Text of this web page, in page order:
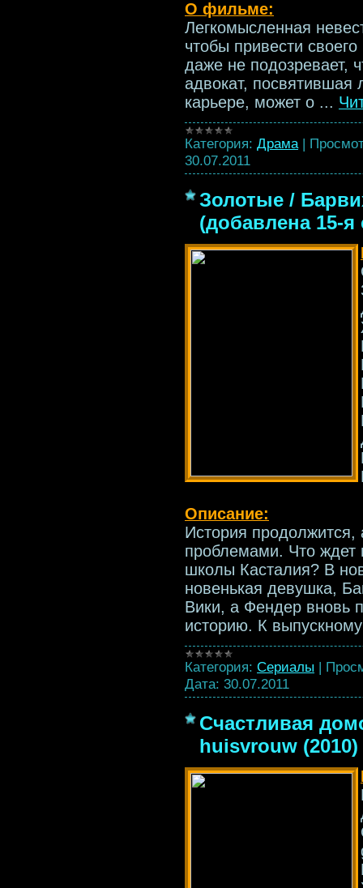
О фильме:
Легкомысленная
чтобы привести
даже не подозревает,
адвокат, посвятившая
карьере, может о ...
Категория: Драма |
30.07.2011
Золотые /
(добавлена 15-я
Описание:
История продолжится,
проблемами. Что ждет
школы Касталия? В
новенькая девушка,
Вики, а Фендер вновь
историю. К
Категория: Сериалы |
Дата: 30.07.2011
Счастливая
huisvrouw (2010)